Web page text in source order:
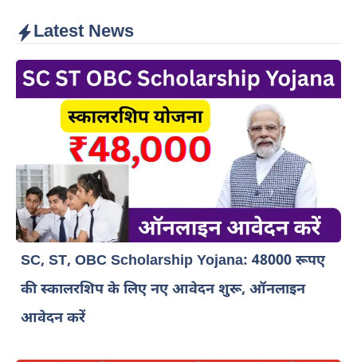
Latest News
SC, ST, OBC Scholarship Yojana: 48000 रूपए
की स्कालरशिप के लिए नए आवेदन शुरू, ऑनलाइन
आवेदन करें